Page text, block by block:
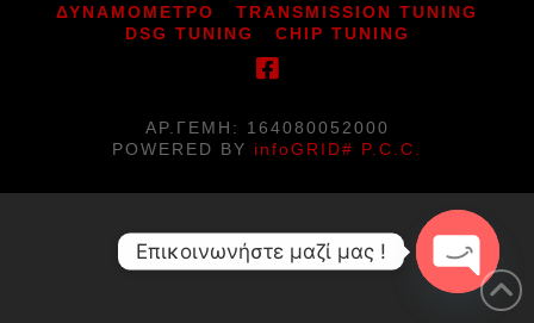
ΔΥΝΑΜΟΜΕΤΡΟ
TRANSMISSION TUNING
DSG TUNING
CHIP TUNING
ΑΡ.ΓΕΜΗ: 164080052000
POWERED BY infoGRID# P.C.C.
Επικοινωνήστε μαζί μας !
Open